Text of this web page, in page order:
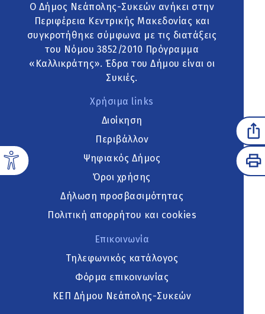
Ο Δήμος Νεάπολης-Συκεών ανήκει στην
Περιφέρεια Κεντρικής Μακεδονίας και
συγκροτήθηκε σύμφωνα με τις διατάξεις
του Νόμου 3852/2010 Πρόγραμμα
«Καλλικράτης». Έδρα του Δήμου είναι οι
Συκιές.
Χρήσιμα links
Διοίκηση
Περιβάλλον
Ψηφιακός Δήμος
Όροι χρήσης
Δήλωση προσβασιμότητας
Πολιτική απορρήτου και cookies
Επικοινωνία
Τηλεφωνικός κατάλογος
Φόρμα επικοινωνίας
ΚΕΠ Δήμου Νεάπολης-Συκεών